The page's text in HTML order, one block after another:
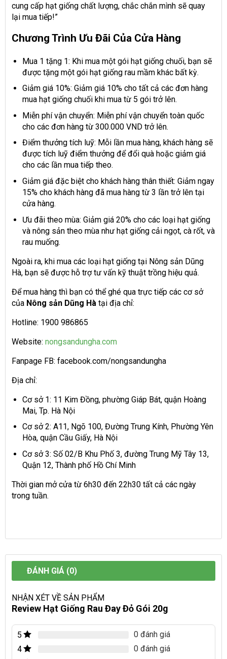
cung cấp hạt giống chất lượng, chắc chắn mình sẽ quay
lại mua tiếp!”
Chương Trình Ưu Đãi Của Cửa Hàng
Mua 1 tặng 1: Khi mua một gói hạt giống chuối, bạn sẽ
được tặng một gói hạt giống rau mầm khác bất kỳ.
Giảm giá 10%: Giảm giá 10% cho tất cả các đơn hàng
mua hạt giống chuối khi mua từ 5 gói trở lên.
Miễn phí vận chuyển: Miễn phí vận chuyển toàn quốc
cho các đơn hàng từ 300.000 VND trở lên.
Điểm thưởng tích luỹ: Mỗi lần mua hàng, khách hàng sẽ
được tích luỹ điểm thưởng để đổi quà hoặc giảm giá
cho các lần mua tiếp theo.
Giảm giá đặc biệt cho khách hàng thân thiết: Giảm ngay
15% cho khách hàng đã mua hàng từ 3 lần trở lên tại
cửa hàng.
Ưu đãi theo mùa: Giảm giá 20% cho các loại hạt giống
và nông sản theo mùa như hạt giống cải ngọt, cà rốt, và
rau muống.
Ngoài ra, khi mua các loại hạt giống tại Nông sản Dũng
Hà, bạn sẽ được hỗ trợ tư vấn kỹ thuật trồng hiệu quả.
Để mua hàng thì bạn có thể ghé qua trực tiếp các cơ sở
của Nông sản Dũng Hà tại địa chỉ:
Hotline: 1900 986865
Website: nongsandungha.com
Fanpage FB: facebook.com/nongsandungha
Địa chỉ:
Cơ sở 1: 11 Kim Đồng, phường Giáp Bát, quận Hoàng
Mai, Tp. Hà Nội
Cơ sở 2: A11, Ngõ 100, Đường Trung Kính, Phường Yên
Hòa, quận Cầu Giấy, Hà Nội
Cơ sở 3: Số 02/B Khu Phố 3, đường Trung Mỹ Tây 13,
Quận 12, Thành phố Hồ Chí Minh
Thời gian mở cửa từ 6h30 đến 22h30 tất cả các ngày
trong tuần.
ĐÁNH GIÁ (0)
NHẬN XÉT VỀ SẢN PHẨM
Review Hạt Giống Rau Đay Đỏ Gói 20g
5
0 đánh giá
4
0 đánh giá